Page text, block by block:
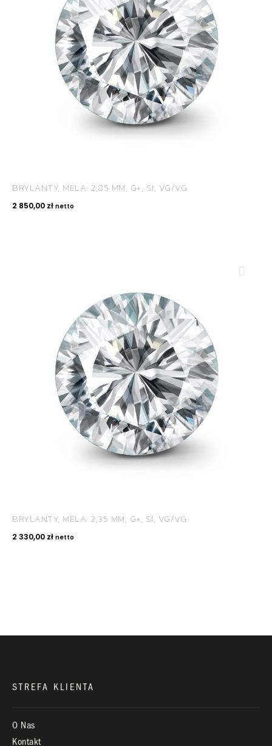
BRYLANTY, MELA: 2,85 MM, G+, SI, VG/VG
2 850,00 zł netto
BRYLANTY, MELA: 2,35 MM, G+, SI, VG/VG
2 330,00 zł netto
ROYAL DIAMONDS
Diamenty | Biżuteria | Kamienie dla jubilerów
SALON SPRZEDAŻY
KONTAKT
STREFA KLIENTA
O Nas
Kontakt